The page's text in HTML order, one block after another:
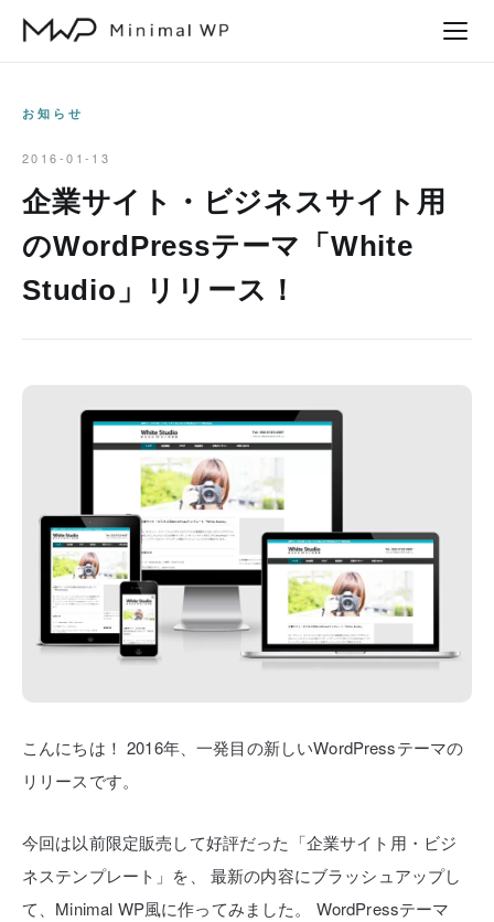
お知らせ
2016-01-13
企業サイト・ビジネスサイト用
のWordPressテーマ「White
Studio」リリース！
こんにちは！ 2016年、一発目の新しいWordPressテーマの
リリースです。
今回は以前限定販売して好評だった「企業サイト用・ビジ
ネステンプレート」を、
最新の内容にブラッシュアップし
て、Minimal WP風に作ってみました。
WordPressテーマ